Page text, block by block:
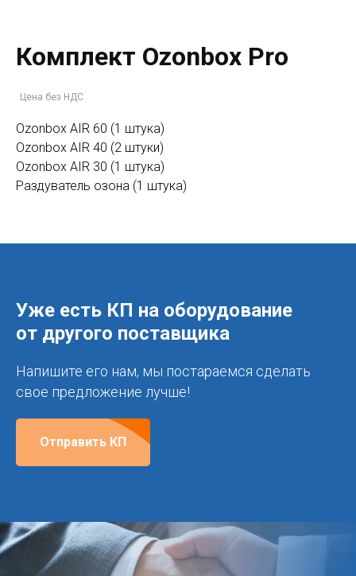
Комплект Ozonbox Pro
Цена без НДС
Ozonbox AIR 60 (1 штука)
Ozonbox AIR 40 (2 штуки)
Ozonbox AIR 30 (1 штука)
Раздуватель озона (1 штука)
Уже есть КП на оборудование
от другого поставщика
Напишите его нам, мы постараемся сделать
свое предложение лучше!
Отправить КП